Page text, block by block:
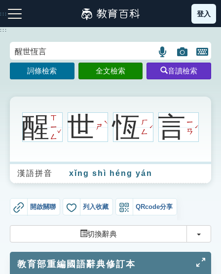
到
主
:::
注音索引圖示 筆畫索引圖示 部首索引表圖示
生字詞彙表
成語故事
索引選單
單字索引
登入
:::
語
言
搜
示
圖
片
搜
示
開
鍵
圖
詞條檢索 全文檢索 音讀檢索
醒ㄒ
ㄧ
ㄥ
ˇ世ㄕ
ˋ 恆ㄏ
ㄥ
ˊ 言ㄧ
ㄢ
ˊ
漢語拼音 xǐng shì héng yán
開啟關聯 列入收藏 QRcode分享
切換辭典 切換
教育部重編國語辭典修訂本